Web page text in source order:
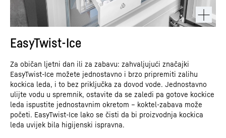
EasyTwist-Ice
Za običan ljetni dan ili za zabavu: zahvaljujući značajki
EasyTwist-Ice možete jednostavno i brzo pripremiti zalihu
kockica leda, i to bez priključka za dovod vode. Jednostavno
ulijte vodu u spremnik, ostavite da se zaledi pa gotove kockice
leda ispustite jednostavnim okretom – koktel-zabava može
početi. EasyTwist-Ice lako se čisti da bi proizvodnja kockica
leda uvijek bila higijenski ispravna.